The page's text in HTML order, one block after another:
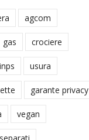
agcom
gas crociere
inps usura
garante privacy
vegan